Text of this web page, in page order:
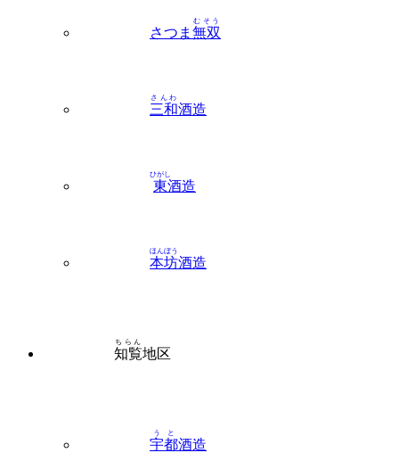
さつま 無双
むそう
三和
さんわ
酒造
東
ひがし
酒造
本坊
ほんぼう
酒造
知覧
ちらん
地区
宇都
うと
酒造